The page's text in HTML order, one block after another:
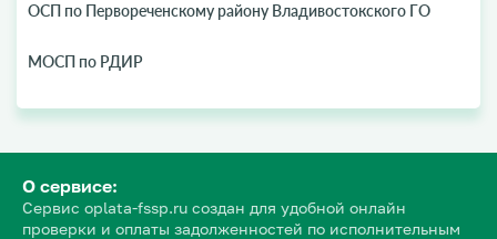
ОСП по Первореченскому району Владивостокского ГО
МОСП по РДИР
О сервисе:
Сервис oplata-fssp.ru создан для удобной онлайн
проверки и оплаты задолженностей по исполнительным